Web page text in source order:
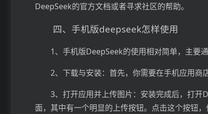
DeepSeek的官方文档或者寻求社区的帮助。
四、手机版deepseek怎样使用
1、手机版DeepSeek的使用相对简单，主要
2、下载与安装：首先，你需要在手机应用商
3、打开应用并上传图片：安装完成后，打开
面，其中有一个明显的上传按钮。点击这个按钮